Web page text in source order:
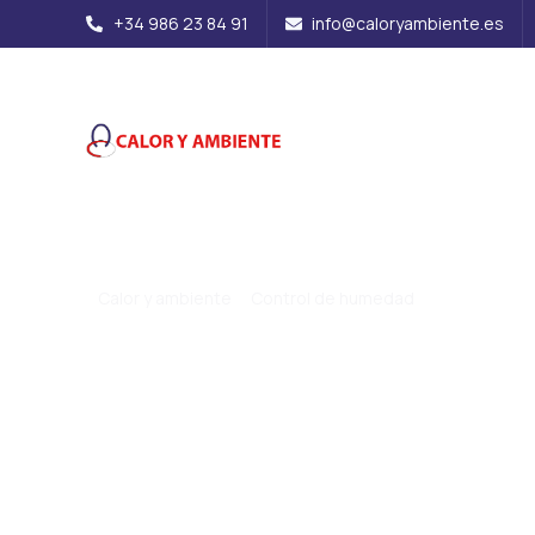
+34 986 23 84 91 info@caloryambiente.es